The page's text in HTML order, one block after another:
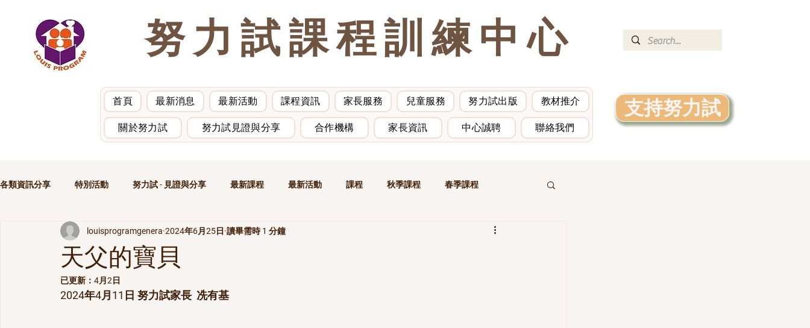
努力試課程訓練中心
首頁 最新消息 最新活動 課程資訊 家長服務 兒童服務 努力試出版 教材推介
關於努力試 努力試見證與分享 合作機構 家長資訊 中心誠聘 聯絡我們
支持努力試
各類資訊分享 特別活動 努力試 - 見證與分享 最新課程 最新活動 課程 秋季課程 春季課程
見證分享 - 一點燭光 過去的活動
天父的寶貝
louisprogramgenera 2024年6月25日 讀畢需時 1 分鐘
已更新： 4月2日
2024年4月11日 努力試家長  冼有基